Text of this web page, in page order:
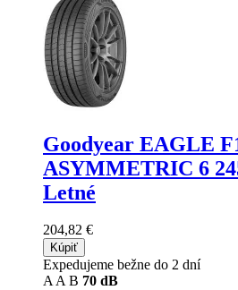
Goodyear EAGLE
ASYMMETRIC 6
Letné
204,82 €
Kúpiť
Expedujeme bežne do 2 dní
AA B 70 dB